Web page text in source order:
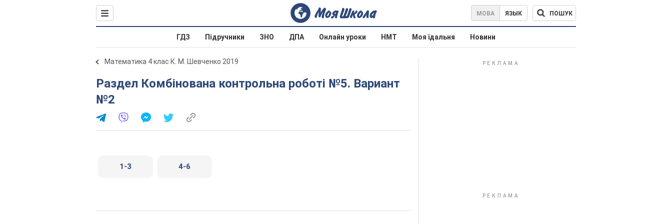
МОВА ЯЗЫК ПОШУК
ГДЗ Підручники ЗНО ДПА Онлайн уроки НМТ Моя їдальня Новини
Математика 4 клас К. М. Шевченко 2019
Раздел Комбінована контрольна роботі №5. Вариант
№2
1-3 4-6